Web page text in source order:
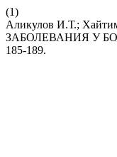
(1)
Аликулов И.Т.;
ЗАБОЛЕВАНИЯ У
185-189.